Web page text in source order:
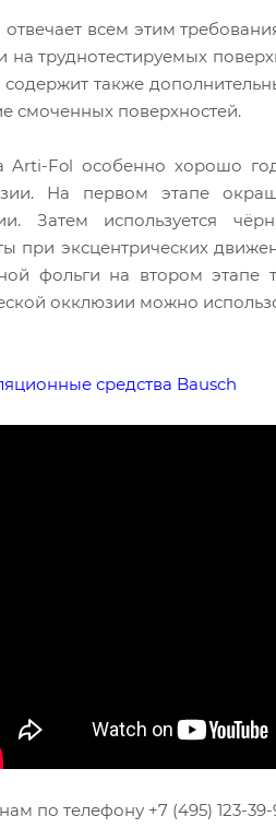
всем этим
на труднотестируемых
содержит также
смоченных поверхностей.
Arti-Fol особенно хорошо
На первом этапе
Затем используется
при эксцентрических
фольги на втором этапе
окклюзии можно
средства Bausch
по телефону +7 (495) 123-